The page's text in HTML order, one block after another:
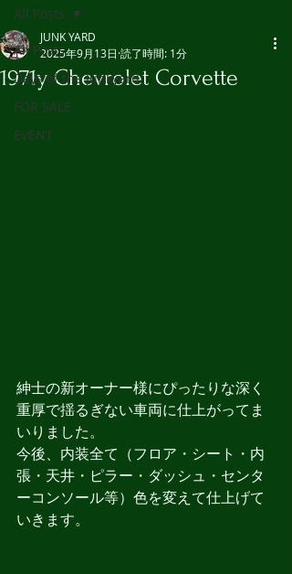
All Posts
Days of the Junkyard
FOR SALE
EVENT
All Posts
1971y Chevrolet Corvette
JUNK YARD
2025年9月13日 読了時間: 1分
紳士の新オーナー様にぴったりな深く
重厚で揺るぎない車両に仕上がってま
いりました。
今後、内装全て（フロア・シート・内
張・天井・ピラー・ダッシュ・センタ
ーコンソール等）色を変えて仕上げて
いきます。